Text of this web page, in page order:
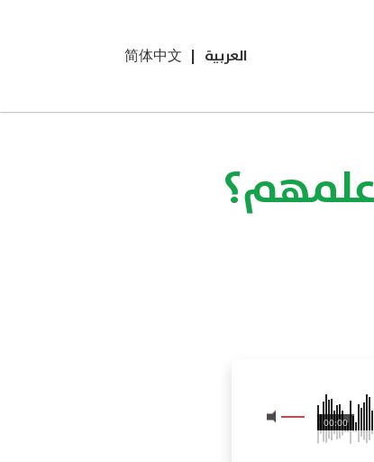
العربية |
简体中文
علمهم؟
00:00